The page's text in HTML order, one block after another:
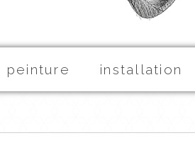
peinture installation